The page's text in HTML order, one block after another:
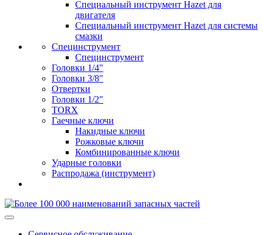
Специальный инструмент Hazet для
двигателя
Специальный инструмент Hazet для системы
смазки
Специнструмент
Специнструмент
Головки 1/4"
Головки 3/8"
Отвертки
Головки 1/2"
TORX
Гаечные ключи
Накидные ключи
Рожковые ключи
Комбинированные ключи
Ударные головки
Распродажа (инструмент)